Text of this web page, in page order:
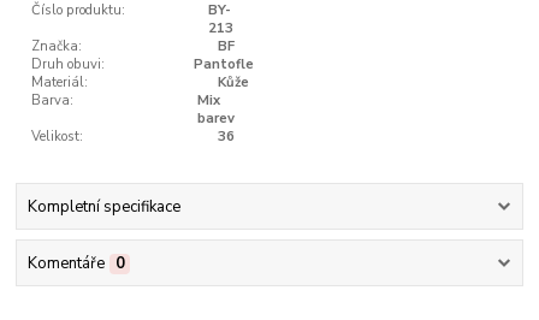
Číslo produktu:
BY-
213
Značka:
BF
Druh obuvi:
Pantofle
Materiál:
Kůže
Barva:
Mix
barev
Velikost:
36
Kompletní specifikace
Komentáře 0